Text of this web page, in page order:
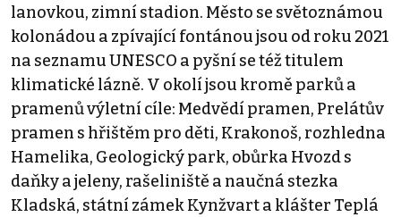
lanovkou, zimní stadion. Město se světoznámou
kolonádou a zpívající fontánou jsou od roku 2021
na seznamu UNESCO a pyšní se též titulem
klimatické lázně. V okolí jsou kromě parků a
pramenů výletní cíle: Medvědí pramen, Prelátův
pramen s hřištěm pro děti, Krakonoš, rozhledna
Hamelika, Geologický park, obůrka Hvozd s
daňky a jeleny, rašeliniště a naučná stezka
Kladská, státní zámek Kynžvart a klášter Teplá